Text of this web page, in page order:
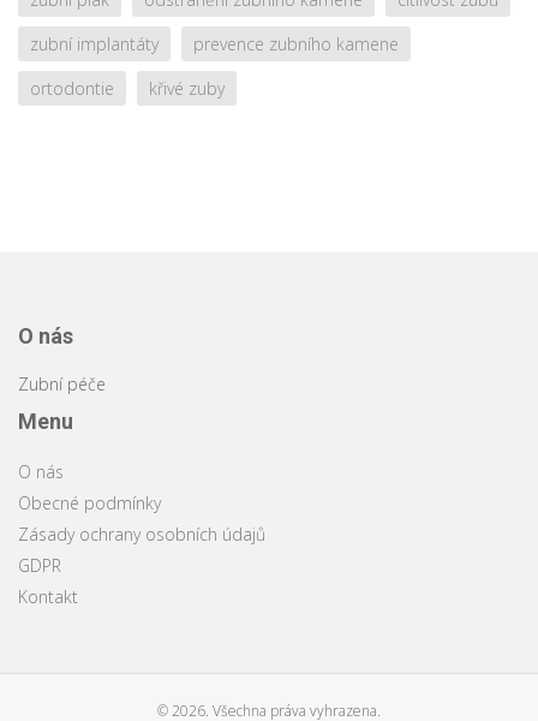
zubní implantáty
prevence zubního kamene
ortodontie
křivé zuby
O nás
Zubní péče
Menu
O nás
Obecné podmínky
Zásady ochrany osobních údajů
GDPR
Kontakt
© 2026. Všechna práva vyhrazena.